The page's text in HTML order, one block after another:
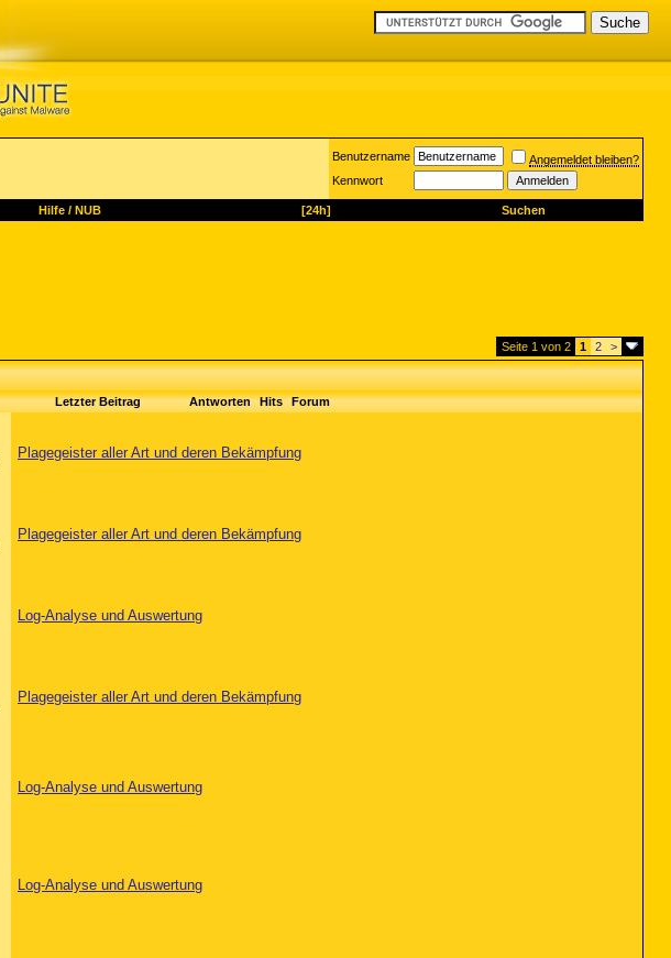
Benutzername
Angemeldet bleiben?
Kennwort
Hilfe/ NUB [24h] Suchen
Seite 1 von 2 1 2 >
Letzter Beitrag Antworten Hits Forum
Plagegeister aller Art und deren Bekämpfung
Plagegeister aller Art und deren Bekämpfung
Log-Analyse und Auswertung
Plagegeister aller Art und deren Bekämpfung
Log-Analyse und Auswertung
Log-Analyse und Auswertung